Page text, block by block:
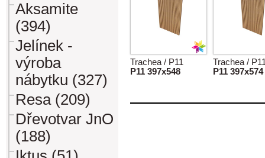
Aksamite
(394)
Jelínek -
výroba
nábytku (327)
Resa (209)
Dřevotvar JnO
(188)
Trachea / P11
P11 397x548
Trachea /
P11 397x574